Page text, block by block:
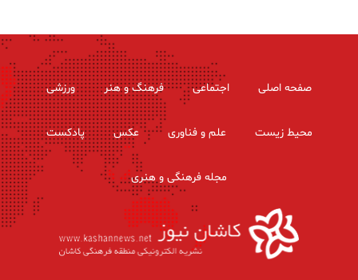
صفحه اصلی اجتماعی فرهنگ و هنر ورزشی
محیط زیست علم و فناوری عکس پادکست
مجله فرهنگی و هنری